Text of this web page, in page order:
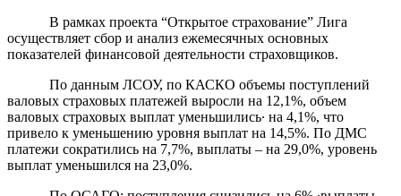
В рамках проекта “Открытое страхование” Лига
осуществляет сбор и анализ ежемесячных основных
показателей финансовой деятельности страховщиков.
По данным ЛСОУ, по КАСКО объемы поступлений
валовых страховых платежей выросли на 12,1%, объем
валовых страховых выплат уменьшились∙ на 4,1%, что
привело к уменьшению уровня выплат на 14,5%. По ДМС
платежи сократились на 7,7%, выплаты – на 29,0%, уровень
выплат уменьшился на 23,0%.